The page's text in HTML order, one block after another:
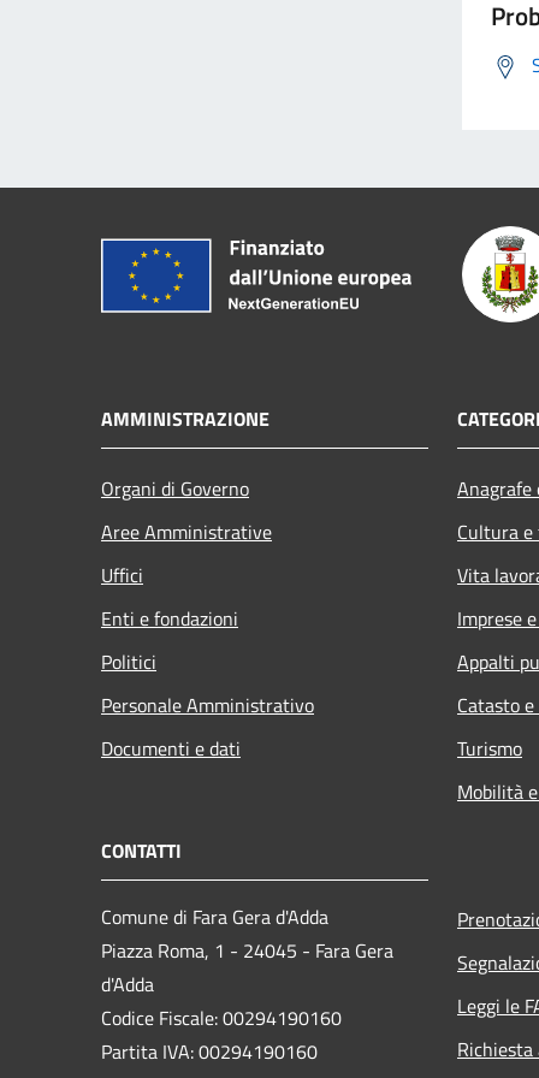
AMMINISTRAZIONE
Organi di Governo
Aree Amministrative
Uffici
Enti e fondazioni
Politici
Personale Amministrativo
Documenti e dati
Cultura
Vita
Imprese
Appalti
Catasto
Turismo
Mobilità
CONTATTI
Comune di Fara Gera d'Adda
Piazza Roma, 1 - 24045 - Fara Gera
d'Adda
Codice Fiscale: 00294190160
Partita IVA: 00294190160
Leggi le